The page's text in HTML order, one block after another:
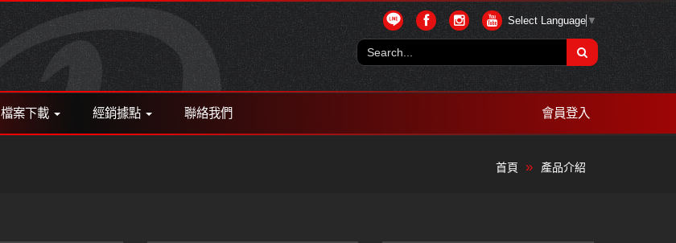
Select Language ▼
檔案下載 經銷據點 聯絡我們 會員登入
首頁 產品介紹